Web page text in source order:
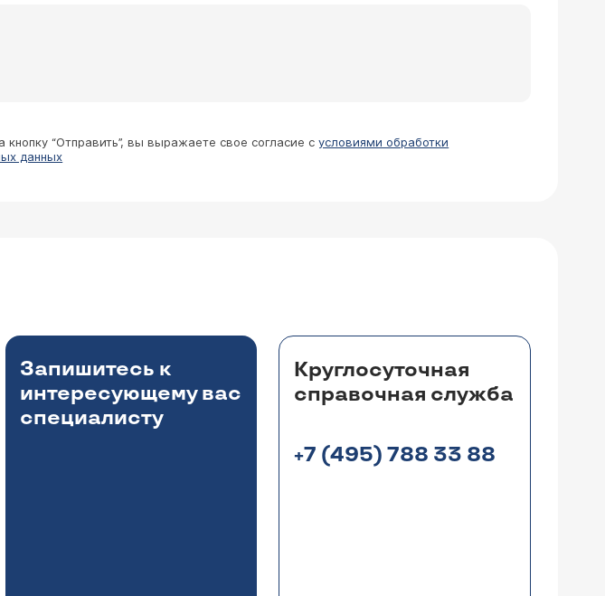
кнопку “Отправить”, вы выражаете свое согласие сусловиями обработки
данных
Запишитесь к
интересующему вас
специалисту
Круглосуточная
справочная служба
+7 (495) 788 33 88